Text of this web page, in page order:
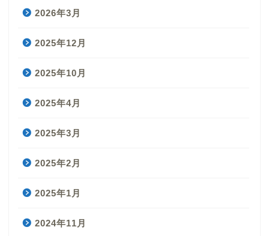
2026年3月
2025年12月
2025年10月
2025年4月
2025年3月
2025年2月
2025年1月
2024年11月